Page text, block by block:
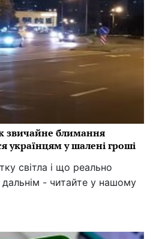
звичайне блимання
українцям у шалені гроші
світла і що реально
- читайте у нашому